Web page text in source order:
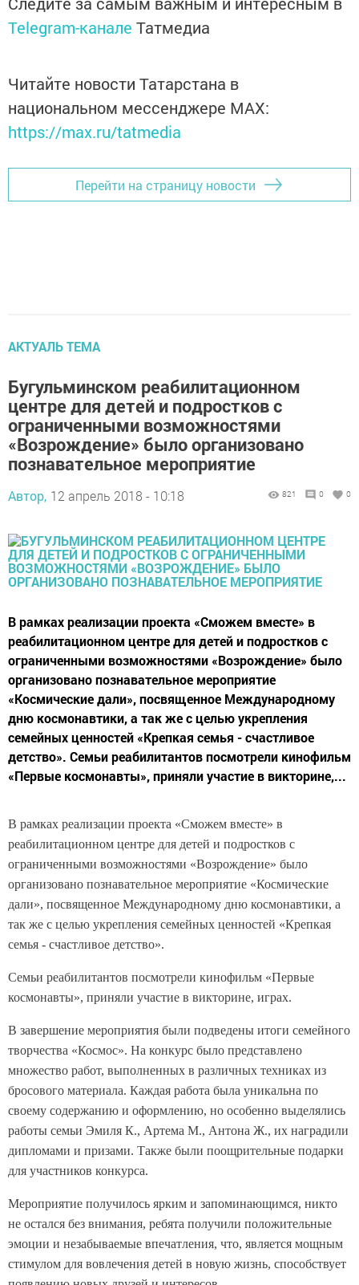
Telegram-канале Татмедиа
Читайте новости Татарстана в
национальном мессенджере MАХ:
https://max.ru/tatmedia
Перейти на страницу новости
АКТУАЛЬ ТЕМА
Бугульминском реабилитационном
центре для детей и подростков с
ограниченными возможностями
«Возрождение» было организовано
познавательное мероприятие
Автор, 12 апрель 2018 - 10:18 821 0 0
В рамках реализации проекта «Сможем вместе» в
реабилитационном центре для детей и подростков с
ограниченными возможностями «Возрождение» было
организовано познавательное мероприятие
«Космические дали», посвященное Международному
дню космонавтики, а так же с целью укрепления
семейных ценностей «Крепкая семья - счастливое
детство». Семьи реабилитантов посмотрели кинофильм
«Первые космонавты», приняли участие в викторине,...
В рамках реализации проекта «Сможем вместе» в
реабилитационном центре для детей и подростков с
ограниченными возможностями «Возрождение» было
организовано познавательное мероприятие «Космические
дали», посвященное Международному дню космонавтики, а
так же с целью укрепления семейных ценностей «Крепкая
семья - счастливое детство».
Семьи реабилитантов посмотрели кинофильм «Первые
космонавты», приняли участие в викторине, играх.
В завершение мероприятия были подведены итоги семейного
творчества «Космос». На конкурс было представлено
множество работ, выполненных в различных техниках из
бросового материала. Каждая работа была уникальна по
своему содержанию и оформлению, но особенно выделялись
работы семьи Эмиля К., Артема М., Антона Ж., их наградили
дипломами и призами. Также были поощрительные подарки
для участников конкурса.
Мероприятие получилось ярким и запоминающимся, никто
не остался без внимания, ребята получили положительные
эмоции и незабываемые впечатления, что, является мощным
стимулом для вовлечения детей в новую жизнь, способствует